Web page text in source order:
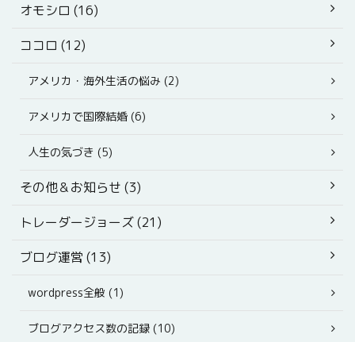
オモシロ (16)
ココロ (12)
アメリカ・海外生活の悩み (2)
アメリカで国際結婚 (6)
人生の気づき (5)
その他＆お知らせ (3)
トレーダージョーズ (21)
ブログ運営 (13)
wordpress全般 (1)
ブログアクセス数の記録 (10)